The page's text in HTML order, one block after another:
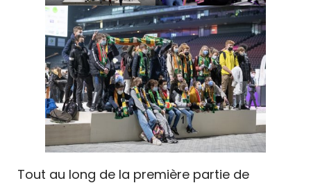
Tout au long de la première partie de